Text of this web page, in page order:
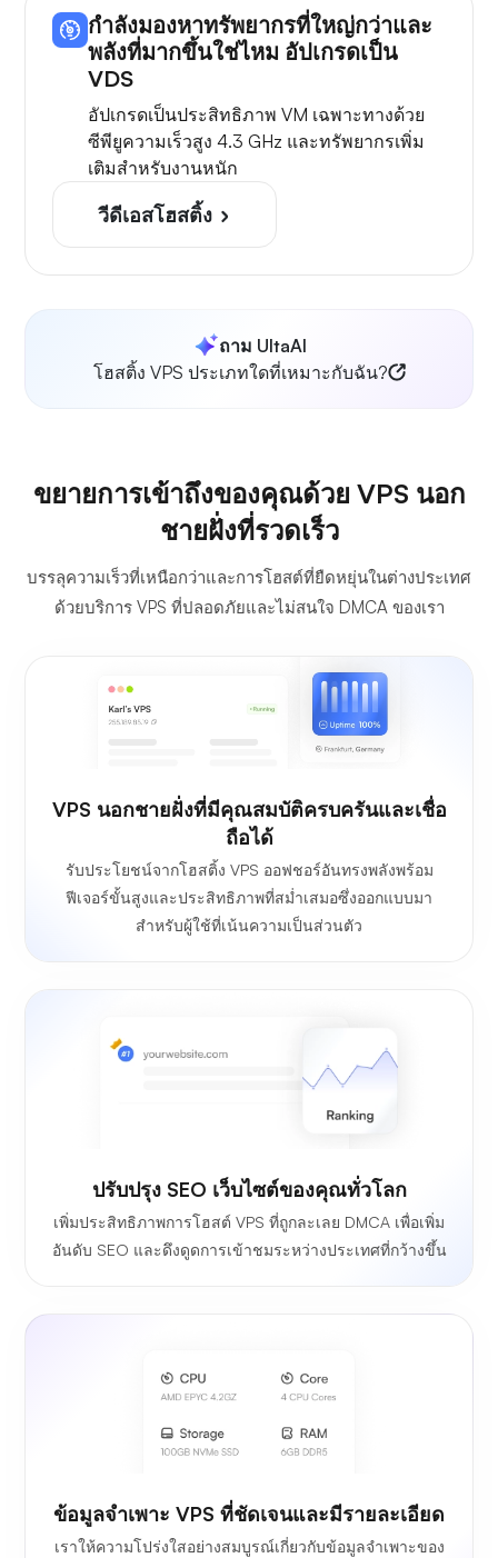
กำลังมองหาทรัพยากรที่ใหญ่กว่าและ
พลังที่มากขึ้นใช่ไหม อัปเกรดเป็น
VDS
อัปเกรดเป็นประสิทธิภาพ VM เฉพาะทางด้วย
ซีพียูความเร็วสูง 4.3 GHz และทรัพยากรเพิ่ม
เติมสำหรับงานหนัก
วีดีเอสโฮสติ้ง
ถาม UltaAI
โฮสติ้ง VPS ประเภทใดที่เหมาะกับฉัน?
ขยายการเข้าถึงของคุณด้วย VPS นอก
ชายฝั่งที่รวดเร็ว
บรรลุความเร็วที่เหนือกว่าและการโฮสต์ที่ยืดหยุ่นในต่างประเทศ
ด้วยบริการ VPS ที่ปลอดภัยและไม่สนใจ DMCA ของเรา
VPS นอกชายฝั่งที่มีคุณสมบัติครบครันและเชื่อ
ถือได้
รับประโยชน์จากโฮสติ้ง VPS ออฟชอร์อันทรงพลังพร้อม
ฟีเจอร์ขั้นสูงและประสิทธิภาพที่สม่ำเสมอซึ่งออกแบบมา
สำหรับผู้ใช้ที่เน้นความเป็นส่วนตัว
ปรับปรุง SEO เว็บไซต์ของคุณทั่วโลก
เพิ่มประสิทธิภาพการโฮสต์ VPS ที่ถูกละเลย DMCA เพื่อเพิ่ม
อันดับ SEO และดึงดูดการเข้าชมระหว่างประเทศที่กว้างขึ้น
ข้อมูลจำเพาะ VPS ที่ชัดเจนและมีรายละเอียด
เราให้ความโปร่งใสอย่างสมบูรณ์เกี่ยวกับข้อมูลจำเพาะของ